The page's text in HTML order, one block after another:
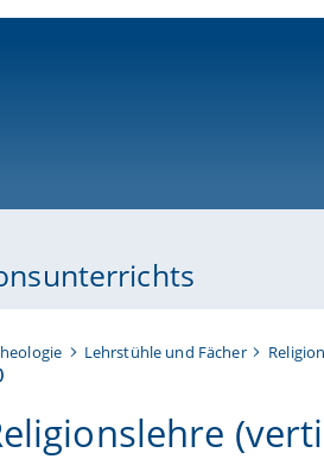
Lehrstühle und Fächer